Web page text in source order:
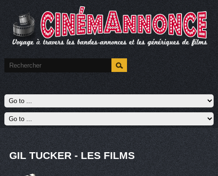
GIL TUCKER - LES FILMS